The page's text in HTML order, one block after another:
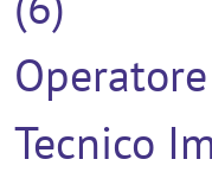
Tecnico